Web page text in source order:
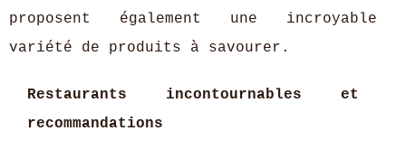
proposent également une incroyable
variété de produits à savourer.
Restaurants incontournables et
recommandations